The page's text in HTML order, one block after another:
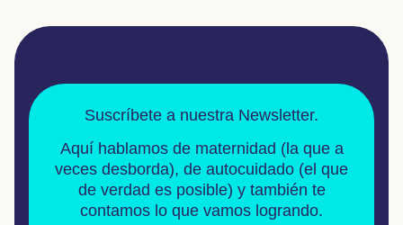
Suscríbete a nuestra Newsletter.
Aquí hablamos de maternidad (la que a
veces desborda), de autocuidado (el que
de verdad es posible) y también te
contamos lo que vamos logrando.